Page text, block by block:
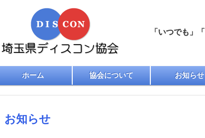
「いつでも」
ホーム 協会について お知らせ
お知らせ